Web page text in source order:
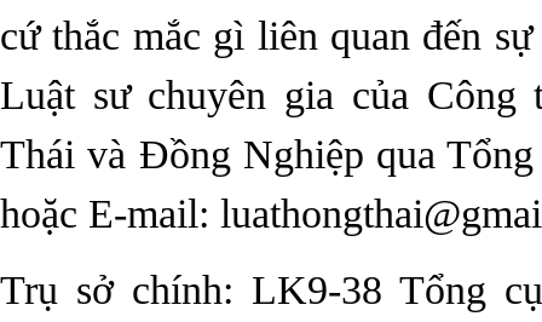
cứ thắc mắc gì liên quan đến
Luật sư chuyên gia của
Thái và Đồng Nghiệp qua
hoặc E-mail:
Trụ sở chính: LK9-38 Tổng